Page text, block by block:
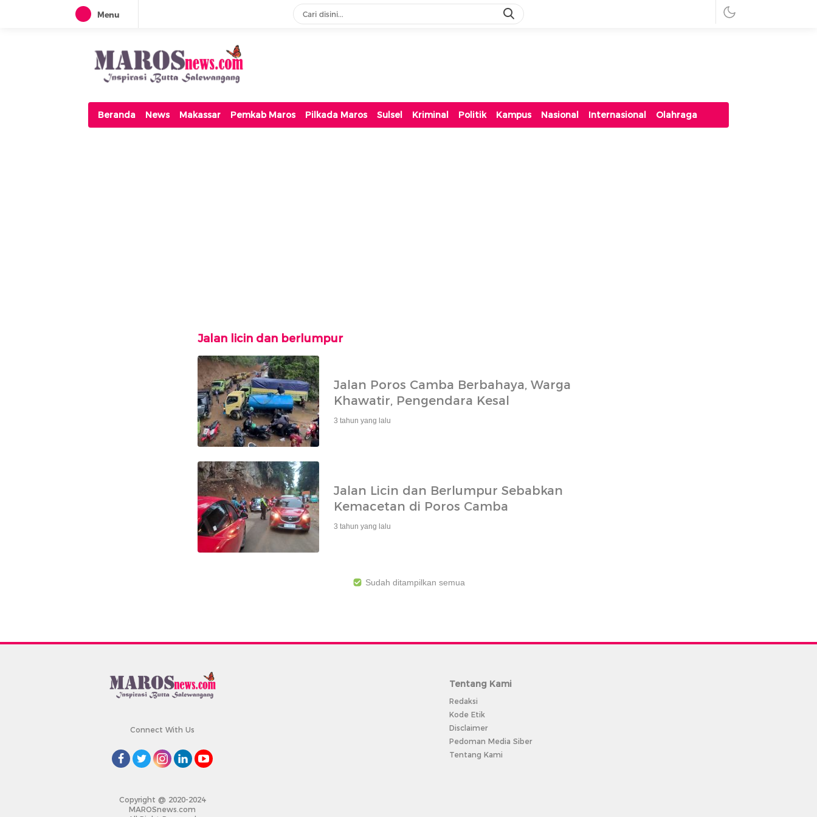
Menu
Maros News
Inspirasi Butta Salewangang
Beranda News Makassar Pemkab Maros Pilkada Maros Sulsel Kriminal Politik Kampus Nasional Internasional Olahraga
Jalan licin dan berlumpur
Jalan Poros Camba Berbahaya, Warga
Khawatir, Pengendara Kesal
3 tahun yang lalu
Jalan Licin dan Berlumpur Sebabkan
Kemacetan di Poros Camba
3 tahun yang lalu
Sudah ditampilkan semua
Connect With Us
Copyright @ 2020-2024
MAROSnews.com
Tentang Kami
Redaksi
Kode Etik
Disclaimer
Pedoman Media Siber
Tentang Kami